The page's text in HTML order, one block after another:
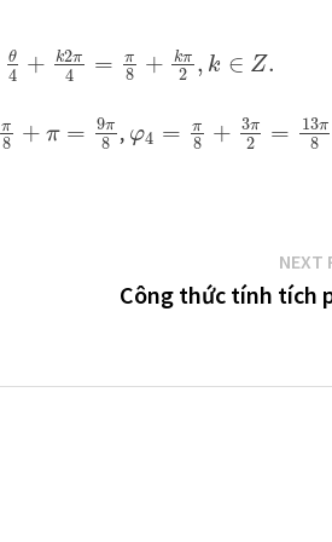
θ
4 + k2π
4 = π
8 + kπ
2 , k ∈ Z.
π
8 + π = 9π
8 , φ4 = π
8 + 3π
2 = 13π
8
NEXT
Công thức tính tích